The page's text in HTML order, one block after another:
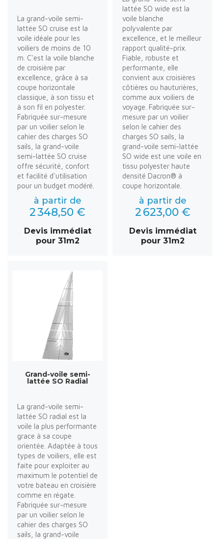
La grand-voile semi-
lattée SO cruise est la
voile idéale pour les
voiliers de moins de 10
m. C'est la voile blanche
de croisière par
excellence, grâce à sa
coupe horizontale
classique, à son tissu et
à son fil en polyester.
Fabriquée sur-mesure
par un voilier selon le
cahier des charges SO
sails, la grand-voile
semi-lattée SO cruise
offre sécurité, confort
et facilité d'utilisation
pour un budget modéré.
à partir de
2 348,50 €
Devis immédiat
pour 31m2
lattée SO wide est la
voile blanche
polyvalente par
excellence, et le meilleur
rapport qualité-prix.
Fiable, robuste et
performante, elle
convient aux croisières
côtières ou hauturières,
comme aux voiliers de
voyage. Fabriquée sur-
mesure par un voilier
selon le cahier des
charges SO sails, la
grand-voile semi-lattée
SO wide est une voile en
tissu polyester haute
densité Dacron® à
coupe horizontale.
à partir de
2 623,00 €
Devis immédiat
pour 31m2
Grand-voile semi-
lattée SO Radial
La grand-voile semi-
lattée SO radial est la
voile la plus performante
grace à sa coupe
orientée. Adaptée à tous
types de voiliers, elle est
faite pour exploiter au
maximum le potentiel de
votre bateau en croisière
comme en régate.
Fabriquée sur-mesure
par un voilier selon le
cahier des charges SO
sails, la grand-voile